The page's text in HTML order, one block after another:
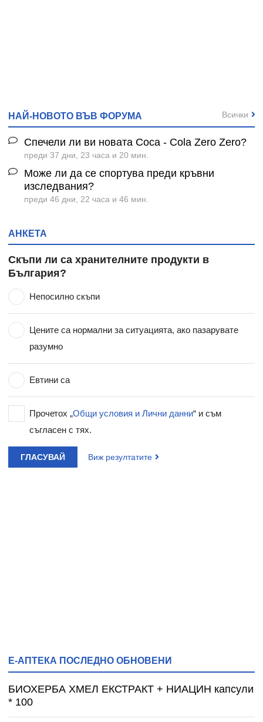
НАЙ-НОВОТО ВЪВ ФОРУМА
Спечели ли ви новата Coca - Cola Zero Zero?
преди 37 дни, 23 часа и 20 мин.
Може ли да се спортува преди кръвни
изследвания?
преди 46 дни, 22 часа и 46 мин.
Всички
АНКЕТА
Скъпи ли са хранителните продукти в
България?
Непосилно скъпи
Цените са нормални за ситуацията, ако пазарувате
разумно
Евтини са
Прочетох „Общи условия и Лични данни“ и съм
съгласен с тях.
ГЛАСУВАЙ Виж резултатите
Е-АПТЕКА ПОСЛЕДНО ОБНОВЕНИ
БИОХЕРБА ХМЕЛ ЕКСТРАКТ + НИАЦИН капсули
* 100